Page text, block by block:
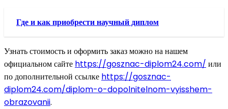
Где и как приобрести научный диплом
Узнать стоимость и оформить заказ можно на нашем
официальном сайте https://gosznac-diplom24.com/ или
по дополнительной ссылке https://gosznac-
diplom24.com/diplom-o-dopolnitelnom-vyisshem-
obrazovanii.